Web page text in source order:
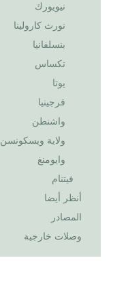
نيويورك
نورث كارولينا
بنسلفانيا
تكساس
يوتا
فرجينيا
واشنطن
ولاية ويسكونسن
وايومنغ
فيتنام
أنظر أيضا
المصادر
وصلات خارجية